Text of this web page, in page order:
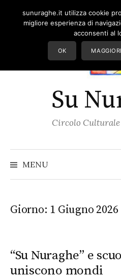
Su
Circolo
MENU
Giorno: 1 Giugno 2026
“Su Nuraghe” e
uniscono mondi
sunuraghe.it utilizza cookie
migliore esperienza di
acconsenti al
OK